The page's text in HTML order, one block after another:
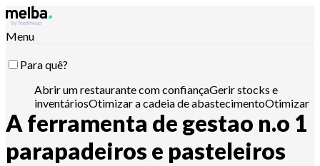
Menu
Para quê?
Abrir um restaurante com confiançaGerir stocks e
inventáriosOtimizar a cadeia de abastecimentoOtimizar
a engenharia de menusReduzir o food cost Planear a
produção alimentarCumprir os requisitos HACCPPilotar
orçamentos e analisar vendas
Controle com Claude,
ChatGPT ou API
A ferramenta de gestao n.o 1
parapadeiros e pasteleiros